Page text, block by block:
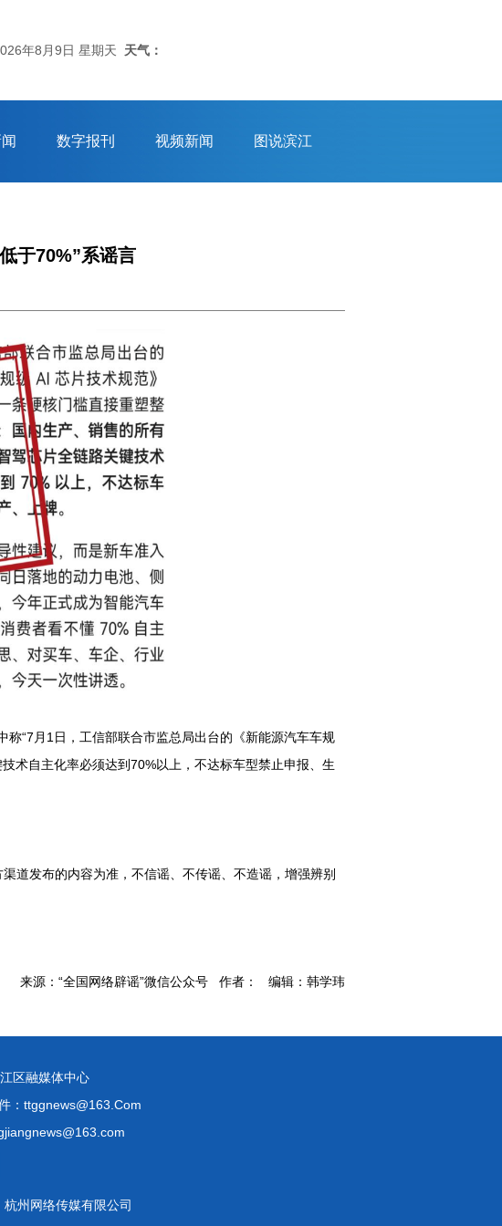
年8月9日 星期天 天气：
数字报刊 视频新闻 图说滨江
于70%”系谣言
“7月1日，工信部联合市监总局出台的《新能源汽车车规
术自主化率必须达到70%以上，不达标车型禁止申报、生
道发布的内容为准，不信谣、不传谣、不造谣，增强辨别
来源：“全国网络辟谣”微信公众号 作者： 编辑：韩学玮
区融媒体中心
：ttggnews@163.Com
州网络传媒有限公司